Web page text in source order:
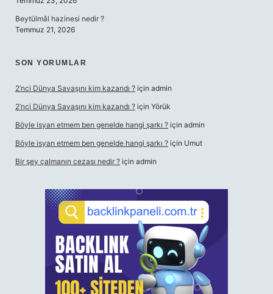
Beytülmâl hazinesi nedir ?
Temmuz 21, 2026
SON YORUMLAR
2’nci Dünya Savaşını kim kazandı ? için admin
2’nci Dünya Savaşını kim kazandı ? için Yörük
Böyle isyan etmem ben genelde hangi şarkı ? için admin
Böyle isyan etmem ben genelde hangi şarkı ? için Umut
Bir şey çalmanın cezası nedir ? için admin